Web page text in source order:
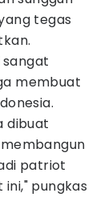
tegas
membuat
dibuat
patriot
pungkas